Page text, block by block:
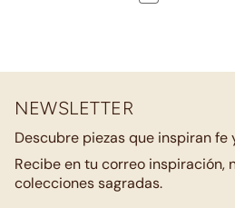
NEWSLETTER
Descubre piezas que inspiran fe
Recibe en tu correo inspiración,
colecciones sagradas.